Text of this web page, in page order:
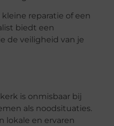
reparatie of een
biedt een
de veiligheid van je
is onmisbaar bij
als noodsituaties.
lokale en ervaren